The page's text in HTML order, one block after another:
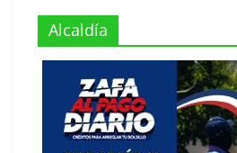
Alcaldía